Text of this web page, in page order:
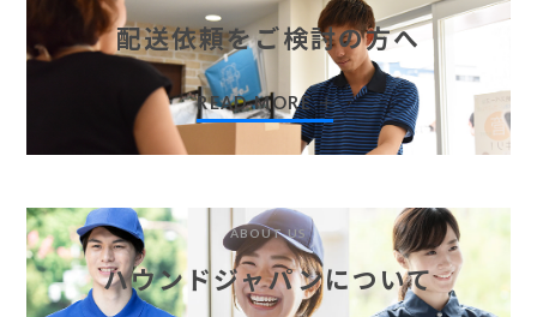
配送依頼をご検討の方へ
READ MORE
ABOUT US
ハウンドジャパンについて